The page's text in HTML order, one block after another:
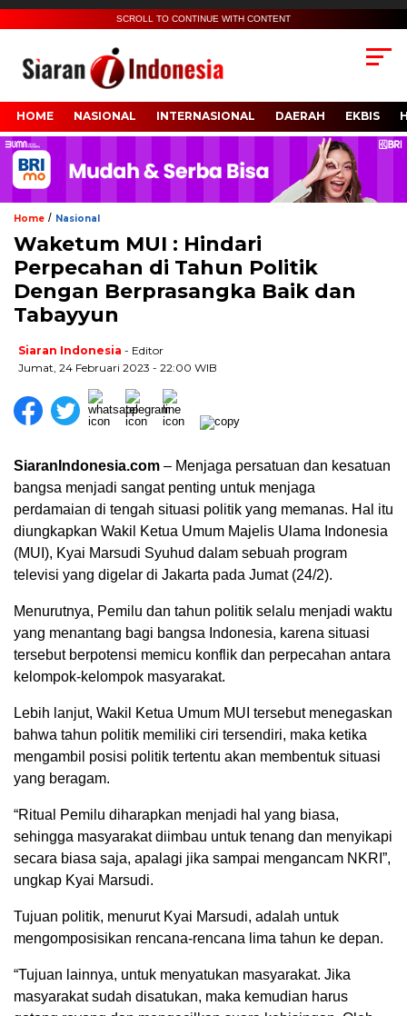
SCROLL TO CONTINUE WITH CONTENT
HOME NASIONAL INTERNASIONAL DAERAH EKBIS
Home / Nasional
Waketum MUI : Hindari
Perpecahan di Tahun Politik
Dengan Berprasangka Baik dan
Tabayyun
Siaran Indonesia - Editor
Jumat, 24 Februari 2023 - 22:00 WIB
SiaranIndonesia.com – Menjaga persatuan dan kesatuan
bangsa menjadi sangat penting untuk menjaga
perdamaian di tengah situasi politik yang memanas. Hal itu
diungkapkan Wakil Ketua Umum Majelis Ulama Indonesia
(MUI), Kyai Marsudi Syuhud dalam sebuah program
televisi yang digelar di Jakarta pada Jumat (24/2).
Menurutnya, Pemilu dan tahun politik selalu menjadi waktu
yang menantang bagi bangsa Indonesia, karena situasi
tersebut berpotensi memicu konflik dan perpecahan antara
kelompok-kelompok masyarakat.
Lebih lanjut, Wakil Ketua Umum MUI tersebut menegaskan
bahwa tahun politik memiliki ciri tersendiri, maka ketika
mengambil posisi politik tertentu akan membentuk situasi
yang beragam.
“Ritual Pemilu diharapkan menjadi hal yang biasa,
sehingga masyarakat diimbau untuk tenang dan menyikapi
secara biasa saja, apalagi jika sampai mengancam NKRI”,
ungkap Kyai Marsudi.
Tujuan politik, menurut Kyai Marsudi, adalah untuk
mengomposisikan rencana-rencana lima tahun ke depan.
“Tujuan lainnya, untuk menyatukan masyarakat. Jika
masyarakat sudah disatukan, maka kemudian harus